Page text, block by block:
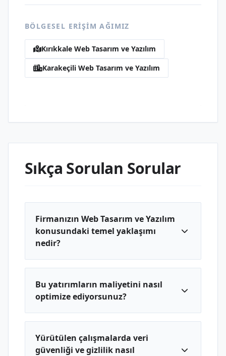
BÖLGESEL ERIŞIM AĞIMIZ
Kırıkkale Web Tasarım ve Yazılım
Karakeçili Web Tasarım ve Yazılım
Sıkça Sorulan Sorular
Firmanızın Web Tasarım ve Yazılım
konusundaki temel yaklaşımı
nedir?
Bu yatırımların maliyetini nasıl
optimize ediyorsunuz?
Yürütülen çalışmalarda veri
güvenliği ve gizlilik nasıl